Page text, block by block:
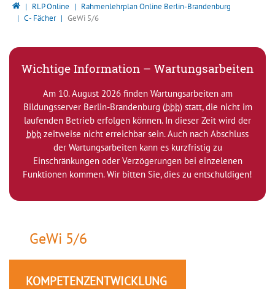
Bildungsserver Berlin - Brandenburg
RLP Online
Rahmenlehrplan Online Berlin-Brandenburg
C - Fächer
GeWi 5/6
Wichtige Information – Wartungsarbeiten
Am 10. August 2026 finden Wartungsarbeiten am
Bildungsserver Berlin-Brandenburg (bbb) statt, die nicht im
laufenden Betrieb erfolgen können. In dieser Zeit wird der
bbb zeitweise nicht erreichbar sein. Auch nach Abschluss
der Wartungsarbeiten kann es kurzfristig zu
Einschränkungen oder Verzögerungen bei einzelenen
Funktionen kommen. Wir bitten Sie, dies zu entschuldigen!
GeWi 5/6
KOMPETENZENTWICKLUNG